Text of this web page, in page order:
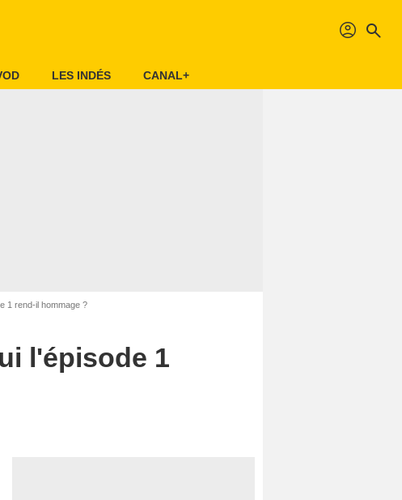
profil search
LES INDÉS CANAL+
1 rend-il hommage ?
l'épisode 1